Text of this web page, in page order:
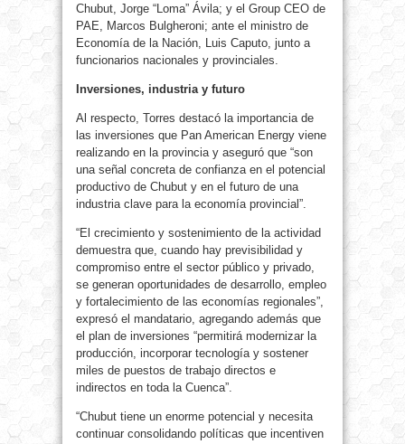
Chubut, Jorge “Loma” Ávila; y el Group CEO de
PAE, Marcos Bulgheroni; ante el ministro de
Economía de la Nación, Luis Caputo, junto a
funcionarios nacionales y provinciales.
Inversiones, industria y futuro
Al respecto, Torres destacó la importancia de
las inversiones que Pan American Energy viene
realizando en la provincia y aseguró que “son
una señal concreta de confianza en el potencial
productivo de Chubut y en el futuro de una
industria clave para la economía provincial”.
“El crecimiento y sostenimiento de la actividad
demuestra que, cuando hay previsibilidad y
compromiso entre el sector público y privado,
se generan oportunidades de desarrollo, empleo
y fortalecimiento de las economías regionales”,
expresó el mandatario, agregando además que
el plan de inversiones “permitirá modernizar la
producción, incorporar tecnología y sostener
miles de puestos de trabajo directos e
indirectos en toda la Cuenca”.
“Chubut tiene un enorme potencial y necesita
continuar consolidando políticas que incentiven